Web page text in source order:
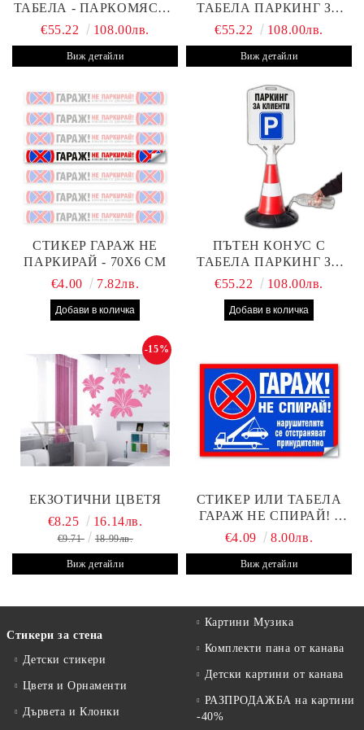
ТАБЕЛА - ПАРКОМЯСТО
(С ВАШАТА ФИРМА)
€55.22 108.00лв.
Виж детайли
ТАБЕЛА ПАРКИНГ ЗА
КЛИЕНТИ С ВАШ ТЕКСТ
€55.22 108.00лв.
Виж детайли
СТИКЕР ГАРАЖ НЕ
ПАРКИРАЙ - 70Х6 СМ
€4.00
7.82лв.
ПЪТЕН КОНУС С
ТАБЕЛА ПАРКИНГ ЗА
КЛИЕНТИ
€55.22 108.00лв.
ЕКЗОТИЧНИ ЦВЕТЯ
-15%
€8.25 16.14лв.
€9.71 18.99лв.
Виж детайли
СТИКЕР ИЛИ ТАБЕЛА
ГАРАЖ НЕ СПИРАЙ! -
30Х19 СМ
€4.09 8.00лв.
Виж детайли
Стикери за стена
Детски стикери
Цветя и Орнаменти
Дървета и Клонки
Картини Музика
Комплекти пана от канава
Детски картини от канава
РАЗПРОДАЖБА на картини
-40%